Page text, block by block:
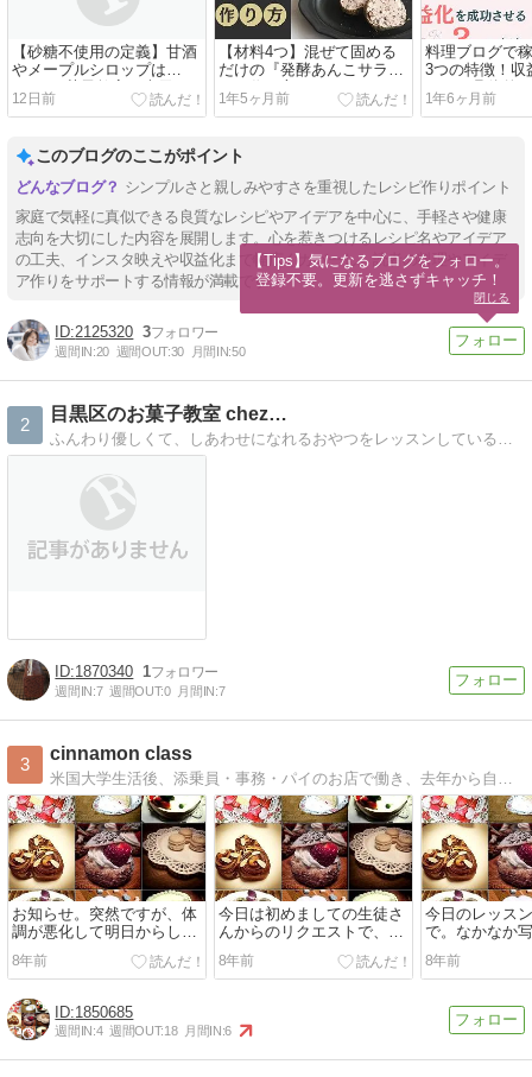
【砂糖不使用の定義】甘酒
やメープルシロップは
NG？お菓子教室の表示ル
ール
12日前
【材料4つ】混ぜて固める
だけの『発酵あんこサラ
ミ』作り方
1年5ヶ月前
料理ブログで
3つの特徴！収
させる具体的
1年6ヶ月前
このブログのここがポイント
シンプルさと親しみやすさを重視したレシピ作りポイント
家庭で気軽に真似できる良質なレシピやアイデアを中心に、手軽さや健康
志向を大切にした内容を展開します。心を惹きつけるレシピ名やアイデア
の工夫、インスタ映えや収益化まで幅広くカバーし、読者の料理やアイデ
ア作りをサポートする情報が満載です。
2125320 3
週間IN:20 週間OUT:30 月間IN:50
2
目黒区のお菓子教室 chez…
ふんわり優しくて、しあわせになれるおやつをレッスンしている、ゆったりとした雰囲気の少人数制お菓子教室です
1870340 1
週間IN:7 週間OUT:0 月間IN:7
3
cinnamon class
米国大学生活後、添乗員・事務・パイのお店で働き、去年から自宅パン洋菓子教室開催。そこでの様子や焼き立てのパン・お菓子のんびりアップしていきます。
お知らせ。突然ですが、体
調が悪化して明日からしば
らく入院することになりま
した。頂いてま...
8年前
今日は初めましての生徒さ
んからのリクエストで、シ
フォンケーキのレッスンし
ました。クスパさん...
8年前
今日のレッス
で。なかなか
りきれない、
8年前
1850685
週間IN:4 週間OUT:18 月間IN:6
【Tips】気になるブログをフォロー。
登録不要。更新を逃さずキャッチ！
閉じる